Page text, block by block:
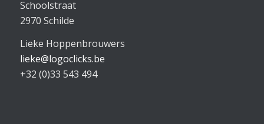
Schoolstraat
2970 Schilde
Lieke Hoppenbrouwers
lieke@logoclicks.be
+32 (0)33 543 494